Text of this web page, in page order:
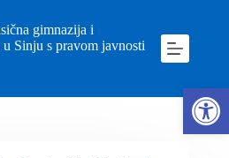
gimnazija i
Sinju s pravom javnosti